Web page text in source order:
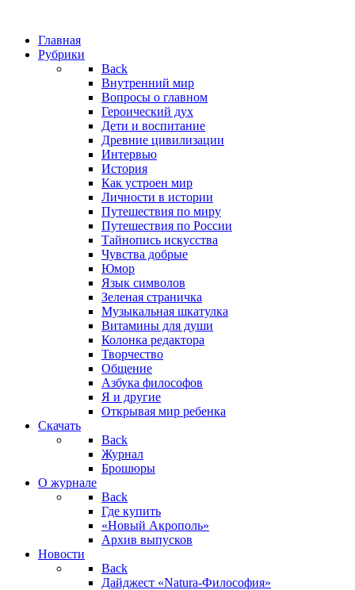
Главная
Рубрики
Back
Внутренний мир
Вопросы о главном
Героический дух
Дети и воспитание
Древние цивилизации
Интервью
История
Как устроен мир
Личности в истории
Путешествия по миру
Путешествия по России
Тайнопись искусства
Чувства добрые
Юмор
Язык символов
Зеленая страничка
Музыкальная шкатулка
Витамины для души
Колонка редактора
Творчество
Общение
Азбука философов
Я и другие
Открывая мир ребенка
Скачать
Back
Журнал
Брошюры
О журнале
Back
Где купить
«Новый Акрополь»
Архив выпусков
Новости
Back
Дайджест «Natura-Философия»